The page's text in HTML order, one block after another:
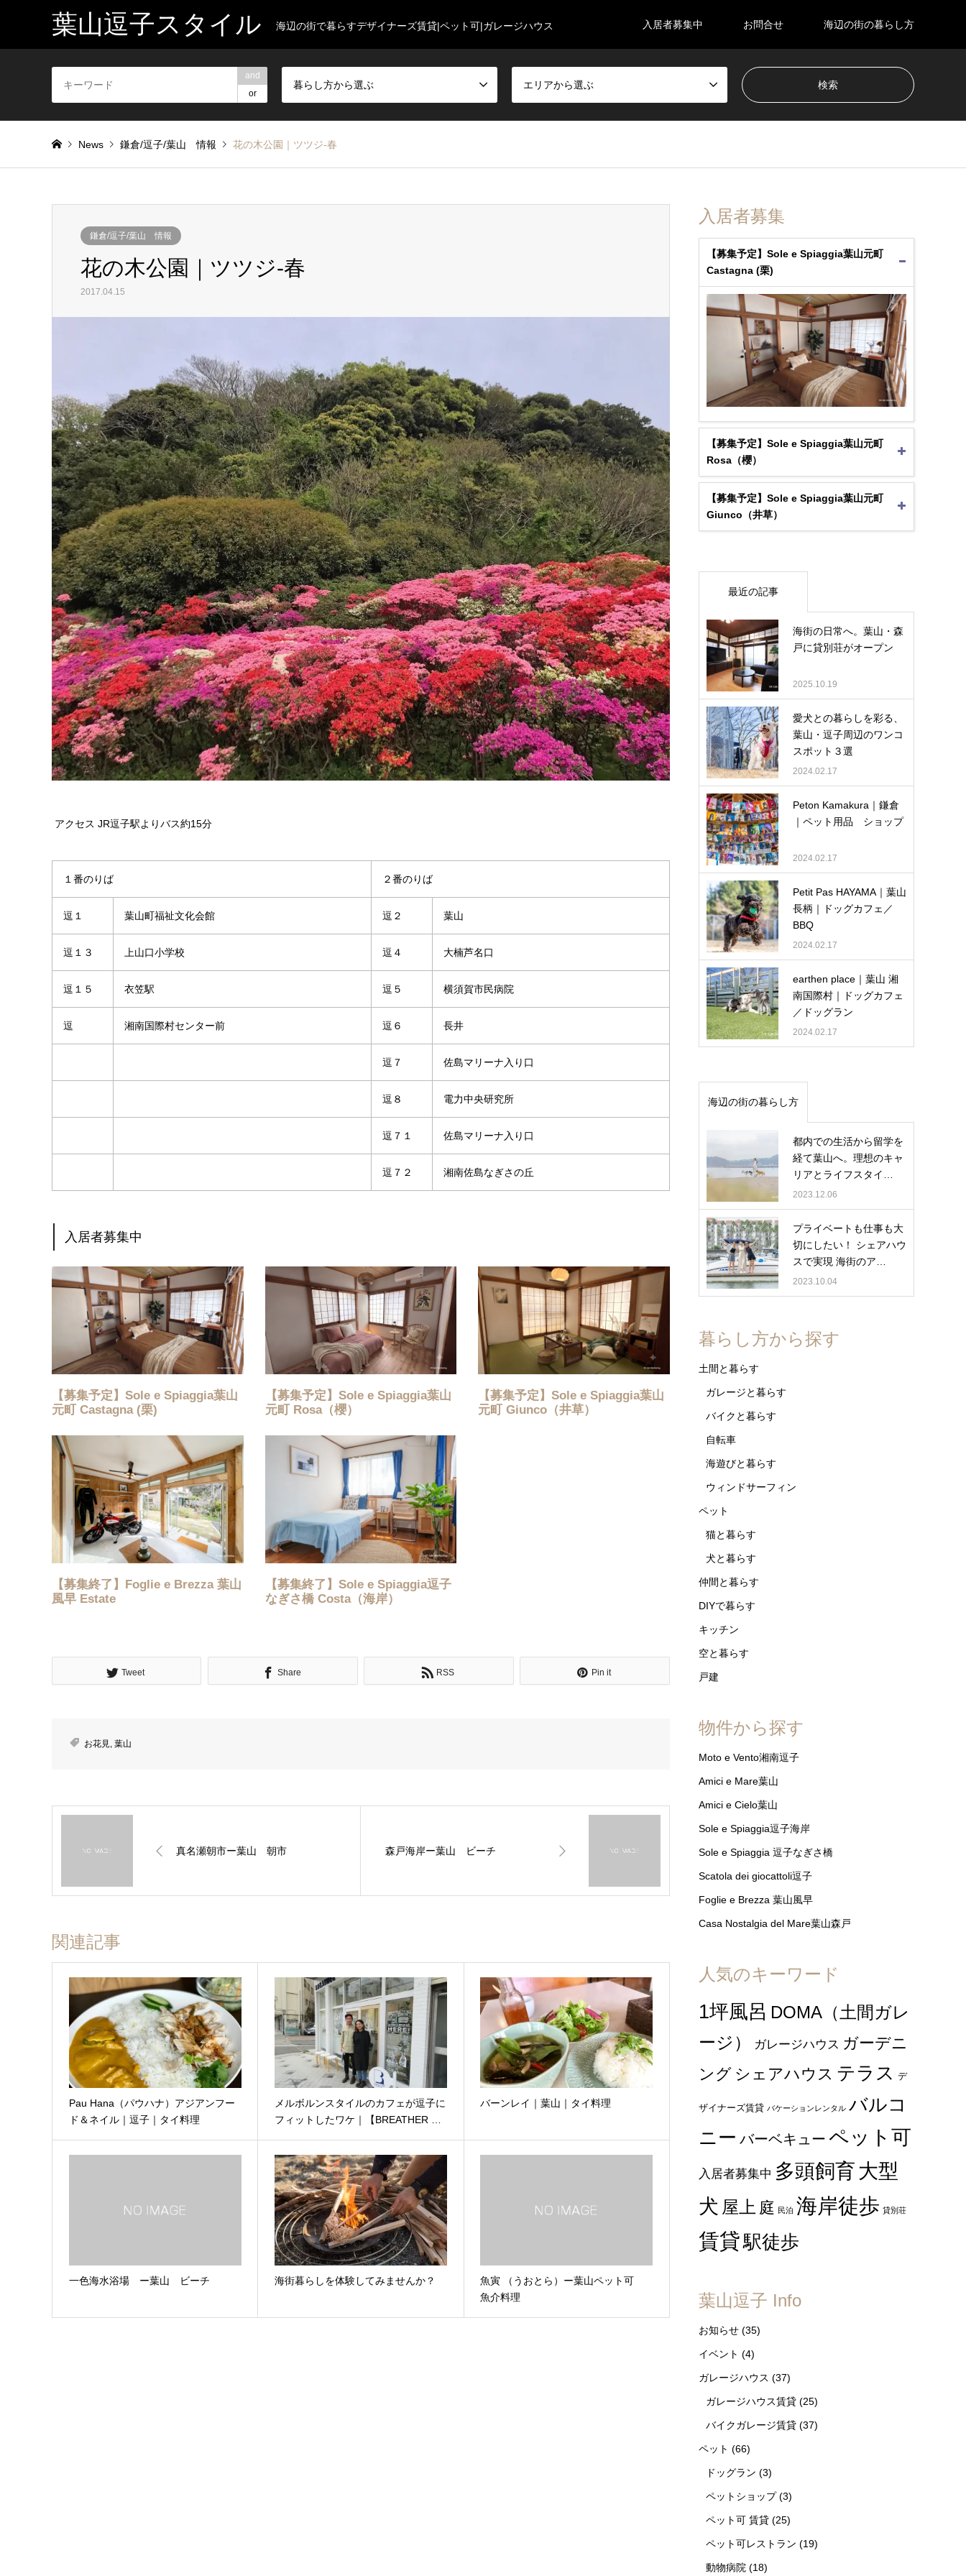
葉山逗子スタイル 海辺の街で暮らすデザイナーズ賃貸|ペット可|ガレージハウス 入居者募集中 お問合せ 海辺の街の暮らし方
and
or
暮らし方から選ぶ エリアから選ぶ
News 鎌倉/逗子/葉山 情報 花の木公園｜ツツジ‐春
鎌倉/逗子/葉山 情報
花の木公園｜ツツジ‐春
2017.04.15
アクセス JR逗子駅よりバス約15分
１番のりば ２番のりば
逗１ 葉山町福祉文化会館 逗２ 葉山
逗１３ 上山口小学校 逗４ 大楠芦名口
逗１５ 衣笠駅 逗５ 横須賀市民病院
逗 湘南国際村センター前 逗６ 長井
逗７ 佐島マリーナ入り口
逗８ 電力中央研究所
逗７１ 佐島マリーナ入り口
逗７２ 湘南佐島なぎさの丘
入居者募集中
【募集予定】Sole e Spiaggia葉山
元町 Castagna (栗)
【募集予定】Sole e Spiaggia葉山
元町 Rosa（櫻）
【募集予定】Sole e Spiaggia葉山
元町 Giunco（井草）
【募集終了】Foglie e Brezza 葉山
風早 Estate
【募集終了】Sole e Spiaggia逗子
なぎさ橋 Costa（海岸）
Tweet Share RSS Pin it
お花見, 葉山
真名瀬朝市ー葉山 朝市 森戸海岸ー葉山 ビーチ
関連記事
Pau Hana（パウハナ）アジアンフー
ド＆ネイル｜逗子｜タイ料理
メルボルンスタイルのカフェが逗子に
フィットしたワケ｜【BREATHER …
バーンレイ｜葉山｜タイ料理
一色海水浴場 ー葉山 ビーチ 海街暮らしを体験してみませんか？
魚寅 （うおとら）ー葉山ペット可
魚介料理
入居者募集
【募集予定】Sole e Spiaggia葉山元町
Castagna (栗)
【募集予定】Sole e Spiaggia葉山元町
Rosa（櫻）
【募集予定】Sole e Spiaggia葉山元町
Giunco（井草）
最近の記事
海街の日常へ。葉山・森
戸に貸別荘がオープン
2025.10.19
愛犬との暮らしを彩る、
葉山・逗子周辺のワンコ
スポット３選
2024.02.17
Peton Kamakura｜鎌倉
｜ペット用品 ショップ
2024.02.17
Petit Pas HAYAMA｜葉山
長柄｜ドッグカフェ／
BBQ
2024.02.17
earthen place｜葉山 湘
南国際村｜ドッグカフェ
／ドッグラン
2024.02.17
海辺の街の暮らし方
都内での生活から留学を
経て葉山へ。理想のキャ
リアとライフスタイ…
2023.12.06
プライベートも仕事も大
切にしたい！ シェアハウ
スで実現 海街のア…
2023.10.04
暮らし方から探す
土間と暮らす
ガレージと暮らす
バイクと暮らす
自転車
海遊びと暮らす
ウィンドサーフィン
ペット
猫と暮らす
犬と暮らす
仲間と暮らす
DIYで暮らす
キッチン
空と暮らす
戸建
物件から探す
Moto e Vento湘南逗子
Amici e Mare葉山
Amici e Cielo葉山
Sole e Spiaggia逗子海岸
Sole e Spiaggia 逗子なぎさ橋
Scatola dei giocattoli逗子
Foglie e Brezza 葉山風早
Casa Nostalgia del Mare葉山森戸
人気のキーワード
1坪風呂 DOMA（土間ガレ
ージ）
ガレージハウス ガーデニ
ング シェアハウス テラス デ
ザイナーズ賃貸 バケーションレンタル バルコ
ニー バーベキュー ペット可
入居者募集中 多頭飼育 大型
犬 屋上 庭 民泊 海岸徒歩 貸別荘
賃貸駅徒歩
葉山逗子 Info
お知らせ (35)
イベント (4)
ガレージハウス (37)
ガレージハウス賃貸 (25)
バイクガレージ賃貸 (37)
ペット (66)
ドッグラン (3)
ペットショップ(3)
ペット可 賃貸 (25)
ペット可レストラン (19)
動物病院 (18)